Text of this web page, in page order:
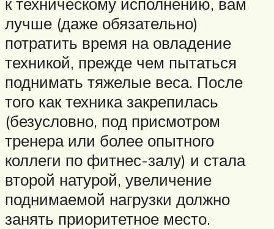
лучше (даже обязательно)
потратить время на овладение
техникой, прежде чем пытаться
поднимать тяжелые веса. После
того как техника закрепилась
(безусловно, под присмотром
тренера или более опытного
коллеги по фитнес-залу) и стала
второй натурой, увеличение
поднимаемой нагрузки должно
занять приоритетное место.